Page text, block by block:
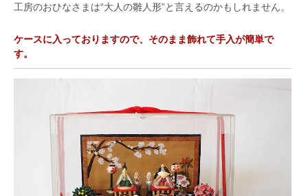
工房のおひなさまは“大人の雛人形”と言えるのかもしれません。
ケースに入っておりますので、そのまま飾れて手入が簡単で
す。